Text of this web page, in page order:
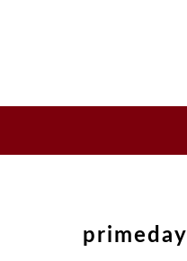
primeday